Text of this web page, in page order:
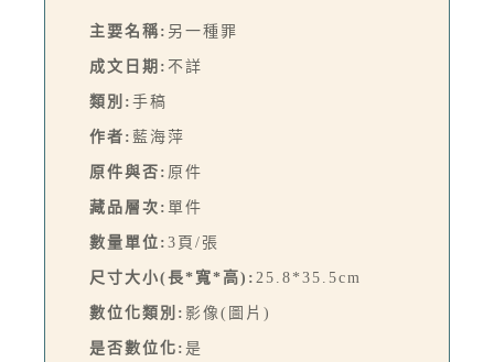
主要名稱: 另一種罪
成文日期: 不詳
類別: 手稿
作者: 藍海萍
原件與否: 原件
藏品層次: 單件
數量單位: 3頁/張
尺寸大小(長*寬*高): 25.8*35.5cm
數位化類別: 影像(圖片)
是否數位化: 是